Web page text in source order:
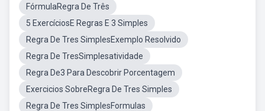
FórmulaRegra De Três
5 ExercíciosE Regras E 3 Simples
Regra De Tres SimplesExemplo Resolvido
Regra De TresSimplesatividade
Regra De3 Para Descobrir Porcentagem
Exercicios SobreRegra De Tres Simples
Regra De Tres SimplesFormulas